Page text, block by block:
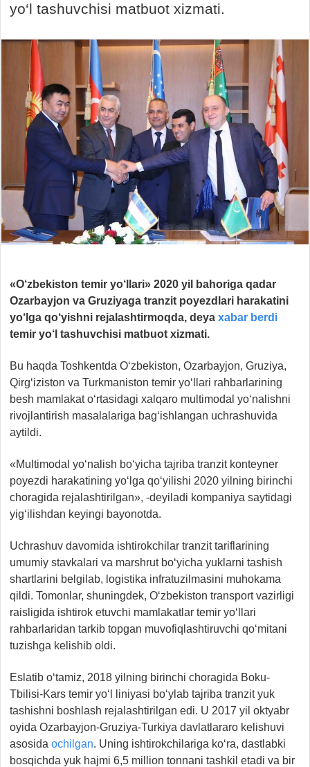
yo‘l tashuvchisi matbuot xizmati.
«O‘zbekiston temir yo‘llari» 2020 yil bahoriga qadar
Ozarbayjon va Gruziyaga tranzit poyezdlari harakatini
yo‘lga qo‘yishni rejalashtirmoqda, deya xabar berdi
temir yo‘l tashuvchisi matbuot xizmati.
Bu haqda Toshkentda O‘zbekiston, Ozarbayjon, Gruziya,
Qirg‘iziston va Turkmaniston temir yo‘llari rahbarlarining
besh mamlakat o‘rtasidagi xalqaro multimodal yo‘nalishni
rivojlantirish masalalariga bag‘ishlangan uchrashuvida
aytildi.
«Multimodal yo‘nalish bo‘yicha tajriba tranzit konteyner
poyezdi harakatining yo‘lga qo‘yilishi 2020 yilning birinchi
choragida rejalashtirilgan», -deyiladi kompaniya saytidagi
yig‘ilishdan keyingi bayonotda.
Uchrashuv davomida ishtirokchilar tranzit tariflarining
umumiy stavkalari va marshrut bo‘yicha yuklarni tashish
shartlarini belgilab, logistika infratuzilmasini muhokama
qildi. Tomonlar, shuningdek, O‘zbekiston transport vazirligi
raisligida ishtirok etuvchi mamlakatlar temir yo‘llari
rahbarlaridan tarkib topgan muvofiqlashtiruvchi qo‘mitani
tuzishga kelishib oldi.
Eslatib o‘tamiz, 2018 yilning birinchi choragida Boku-
Tbilisi-Kars temir yo‘l liniyasi bo‘ylab tajriba tranzit yuk
tashishni boshlash rejalashtirilgan edi. U 2017 yil oktyabr
oyida Ozarbayjon-Gruziya-Turkiya davlatlararo kelishuvi
asosida ochilgan. Uning ishtirokchilariga ko‘ra, dastlabki
bosqichda yuk hajmi 6,5 million tonnani tashkil etadi va bir